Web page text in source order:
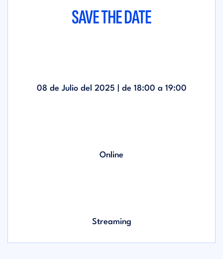
SAVE THE DATE
08 de Julio del 2025 | de 18:00 a 19:00
Online
Streaming